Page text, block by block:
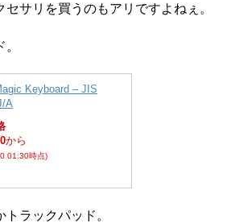
サリを買うのもアリですよねぇ。
Keyboard – JIS
A
から
01:30時点)
ラックパッド。